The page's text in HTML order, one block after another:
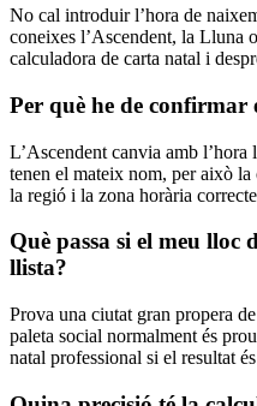
No cal introduir l’hora de
coneixes l’Ascendent, la Lluna
calculadora de carta natal i
Per què he de confirmar
L’Ascendent canvia amb
tenen el mateix nom, per això
la regió i la zona horària
Què passa si el meu lloc
llista?
Prova una ciutat gran propera
paleta social normalment és
natal professional si el resultat